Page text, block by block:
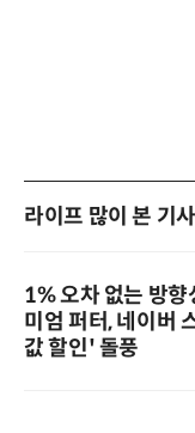
라이프 많이 본 기사
1% 오차 없는 방
미엄 퍼터, 네이버
값 할인' 돌풍